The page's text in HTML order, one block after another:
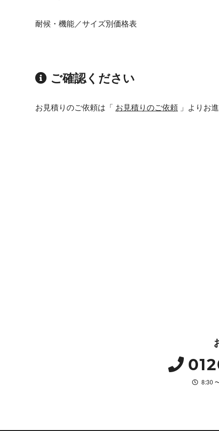
耐候・機能／サイズ別価格表
ご確認ください
お見積りのご依頼は「 お見積りのご依頼 」よりお
8:30